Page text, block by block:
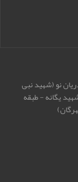
نو (شهید نبی
یگانه - طبقه